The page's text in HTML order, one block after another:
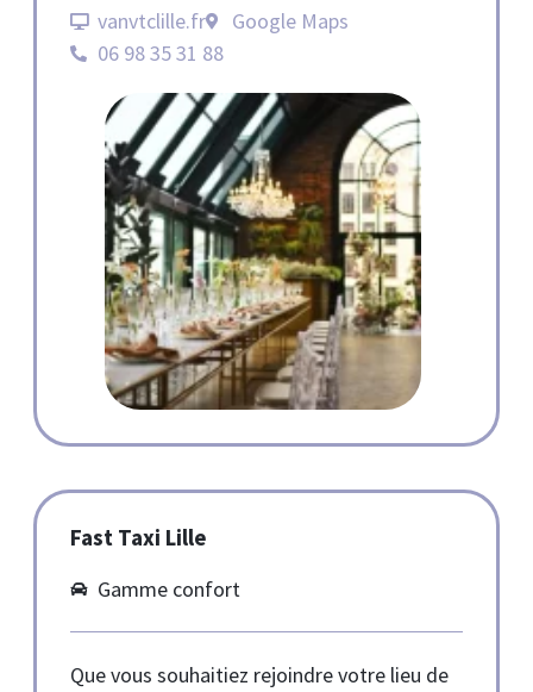
vanvtclille.fr
Google Maps
06 98 35 31 88
Fast Taxi Lille
Gamme confort
Que vous souhaitiez rejoindre votre lieu de